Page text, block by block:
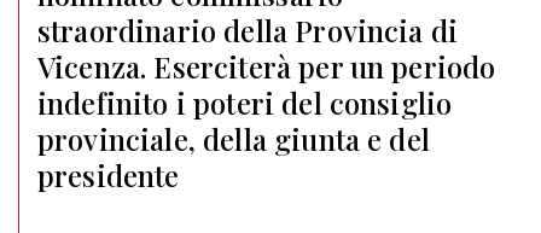
straordinario della Provincia di
Vicenza. Eserciterà per un periodo
indefinito i poteri del consiglio
provinciale, della giunta e del
presidente